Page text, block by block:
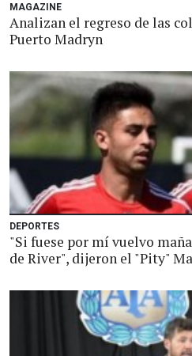
MAGAZINE
Analizan el regreso de las
Puerto Madryn
DEPORTES
"Si fuese por mí vuelvo
de River", dijeron el "Pity"